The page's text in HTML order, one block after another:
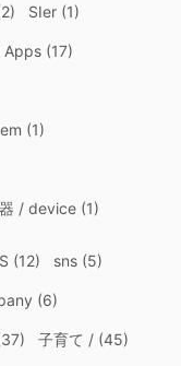
SIer(1)
Apps(17)
(1)
/ device(1)
(12) sns(5)
(6)
子育て /(45)